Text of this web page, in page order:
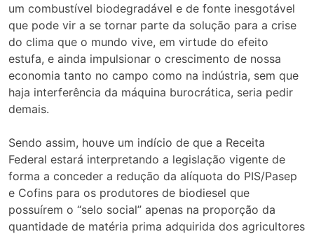
um combustível biodegradável e de fonte inesgotável
que pode vir a se tornar parte da solução para a crise
do clima que o mundo vive, em virtude do efeito
estufa, e ainda impulsionar o crescimento de nossa
economia tanto no campo como na indústria, sem que
haja interferência da máquina burocrática, seria pedir
demais.
Sendo assim, houve um indício de que a Receita
Federal estará interpretando a legislação vigente de
forma a conceder a redução da alíquota do PIS/Pasep
e Cofins para os produtores de biodiesel que
possuírem o “selo social” apenas na proporção da
quantidade de matéria prima adquirida dos agricultores